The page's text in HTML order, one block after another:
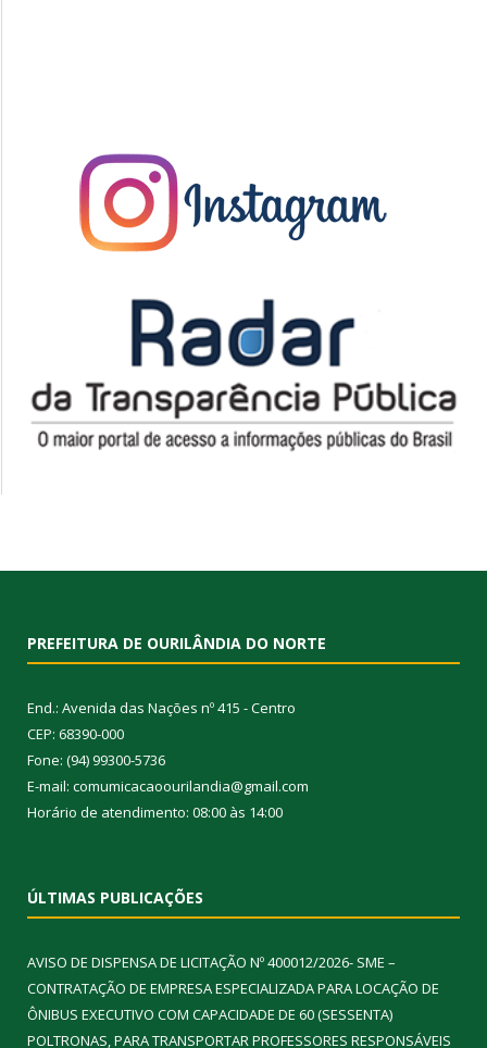
PREFEITURA DE OURILÂNDIA DO NORTE
End.: Avenida das Nações nº 415 - Centro
CEP: 68390-000
Fone: (94) 99300-5736
E-mail: comumicacaoourilandia@gmail.com
Horário de atendimento: 08:00 às 14:00
ÚLTIMAS PUBLICAÇÕES
AVISO DE DISPENSA DE LICITAÇÃO Nº 400012/2026- SME –
CONTRATAÇÃO DE EMPRESA ESPECIALIZADA PARA LOCAÇÃO DE
ÔNIBUS EXECUTIVO COM CAPACIDADE DE 60 (SESSENTA)
POLTRONAS, PARA TRANSPORTAR PROFESSORES RESPONSÁVEIS